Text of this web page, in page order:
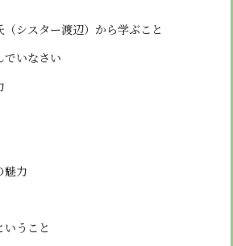
（シスター渡辺）から学ぶこと
でいなさい
魅力
いうこと